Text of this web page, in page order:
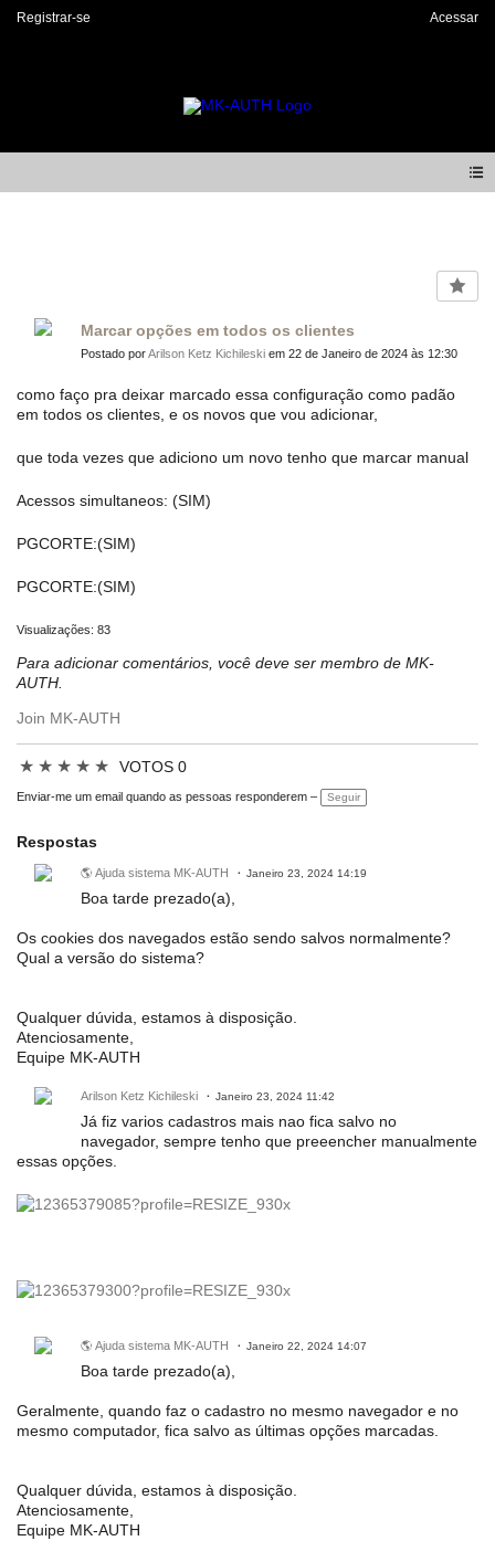
Registrar-se Acessar
Marcar opções em todos os clientes
Postado porArilson Ketz Kichileski em 22 de Janeiro de 2024 às 12:30
como faço pra deixar marcado essa configuração como padão
em todos os clientes, e os novos que vou adicionar,
que toda vezes que adiciono um novo tenho que marcar manual
Acessos simultaneos: (SIM)
PGCORTE:(SIM)
PGCORTE:(SIM)
Visualizações: 83
Para adicionar comentários, você deve ser membro de MK-
AUTH.
Join MK-AUTH
★ ★ ★ ★ ★ VOTOS 0
Enviar-me um email quando as pessoas responderem – Seguir
Respostas
🌎 Ajuda sistema MK-AUTH Janeiro 23, 2024 14:19
Boa tarde prezado(a),
Os cookies dos navegados estão sendo salvos normalmente?
Qual a versão do sistema?
Qualquer dúvida, estamos à disposição.
Atenciosamente,
Equipe MK-AUTH
Arilson Ketz Kichileski Janeiro 23, 2024 11:42
Já fiz varios cadastros mais nao fica salvo no
navegador, sempre tenho que preeencher manualmente
essas opções.
🌎 Ajuda sistema MK-AUTH Janeiro 22, 2024 14:07
Boa tarde prezado(a),
Geralmente, quando faz o cadastro no mesmo navegador e no
mesmo computador, fica salvo as últimas opções marcadas.
Qualquer dúvida, estamos à disposição.
Atenciosamente,
Equipe MK-AUTH